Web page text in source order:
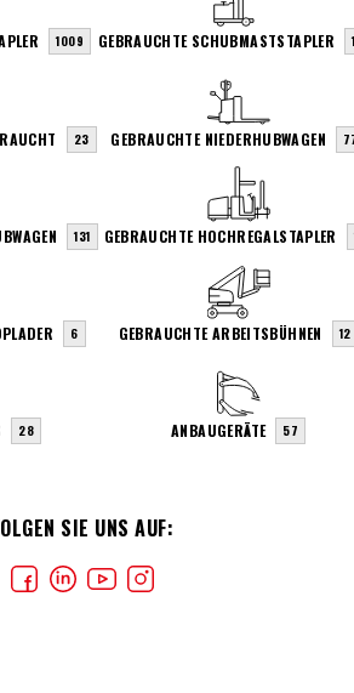
SIE UNS AUF:
1009 GEBRAUCHTE SCHUBMASTSTAPLER
23 GEBRAUCHTE NIEDERHUBWAGEN
131 GEBRAUCHTE HOCHREGALSTAPLER
6 GEBRAUCHTE ARBEITSBÜHNEN 12
28 ANBAUGERÄTE 57